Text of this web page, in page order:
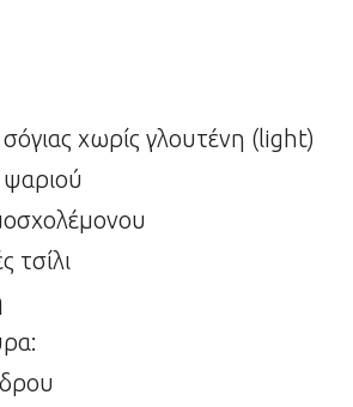
χωρίς γλουτένη (light)
τσίλι